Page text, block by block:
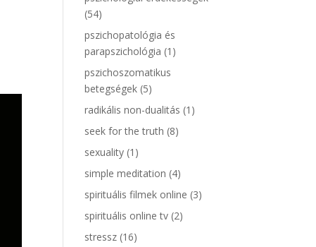
(54)
pszichopatológia és
parapszichológia (1)
pszichoszomatikus
betegségek (5)
radikális non-dualitás (1)
seek for the truth (8)
sexuality (1)
simple meditation (4)
spirituális filmek online (3)
spirituális online tv (2)
stressz (16)